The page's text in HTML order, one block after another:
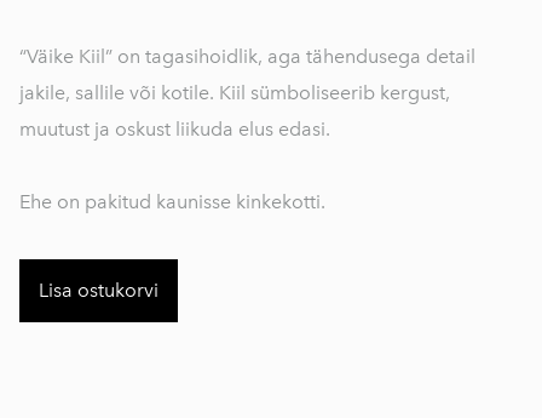
“Väike Kiil” on tagasihoidlik, aga tähendusega detail
jakile, sallile või kotile. Kiil sümboliseerib kergust,
muutust ja oskust liikuda elus edasi.
Ehe on pakitud kaunisse kinkekotti.
Lisa ostukorvi